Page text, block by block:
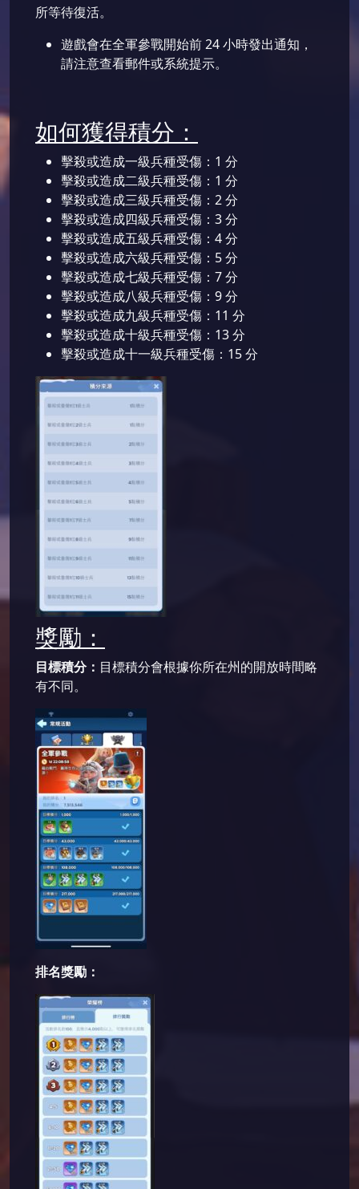
所等待復活。
遊戲會在全軍參戰開始前 24 小時發出通知，
請注意查看郵件或系統提示。
如何獲得積分：
擊殺或造成一級兵種受傷：1 分
擊殺或造成二級兵種受傷：1 分
擊殺或造成三級兵種受傷：2 分
擊殺或造成四級兵種受傷：3 分
擊殺或造成五級兵種受傷：4 分
擊殺或造成六級兵種受傷：5 分
擊殺或造成七級兵種受傷：7 分
擊殺或造成八級兵種受傷：9 分
擊殺或造成九級兵種受傷：11 分
擊殺或造成十級兵種受傷：13 分
擊殺或造成十一級兵種受傷：15 分
獎勵：
目標積分： 目標積分會根據你所在州的開放時間略
有不同。
排名獎勵：